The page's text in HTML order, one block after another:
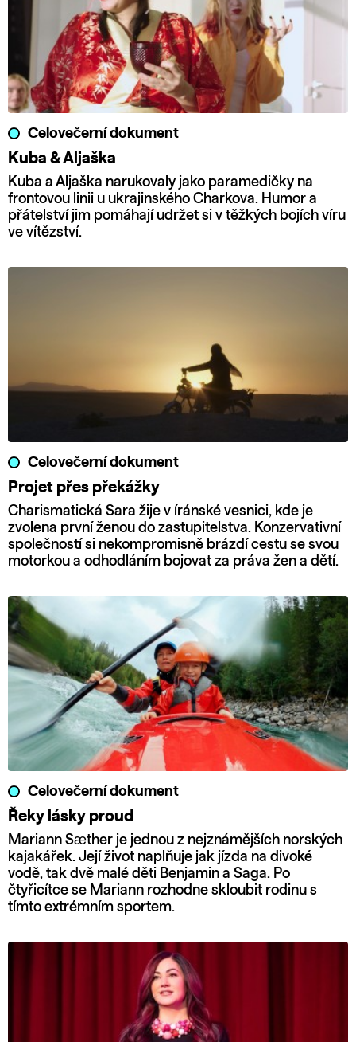
Celovečerní dokument
Kuba & Aljaška
Kuba a Aljaška narukovaly jako paramedičky na
frontovou linii u ukrajinského Charkova. Humor a
přátelství jim pomáhají udržet si v těžkých bojích víru
ve vítězství.
Celovečerní dokument
Projet přes překážky
Charismatická Sara žije v íránské vesnici, kde je
zvolena první ženou do zastupitelstva. Konzervativní
společností si nekompromisně brázdí cestu se svou
motorkou a odhodláním bojovat za práva žen a dětí.
Celovečerní dokument
Řeky lásky proud
Mariann Sæther je jednou z nejznámějších norských
kajakářek. Její život naplňuje jak jízda na divoké
vodě, tak dvě malé děti Benjamin a Saga. Po
čtyřicítce se Mariann rozhodne skloubit rodinu s
tímto extrémním sportem.